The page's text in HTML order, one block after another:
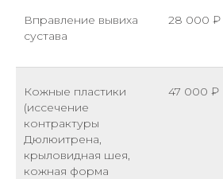
Вправление вывиха
сустава
28 000 ₽
Кожные пластики
(иссечение
контрактуры
Дюлюитрена,
крыловидная шея,
кожная форма
47 000 ₽